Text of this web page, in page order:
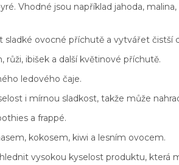
Vhodné jsou například jahoda,
ovocné příchutě a vytvářet čistší
ibišek a další květinové příchutě.
ledového čaje.
i mírnou sladkost, takže může
a frappé.
kokosem, kiwi a lesním ovocem.
vysokou kyselost produktu, která